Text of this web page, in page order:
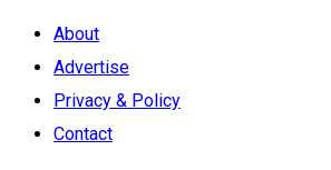
About
Advertise
Privacy & Policy
Contact